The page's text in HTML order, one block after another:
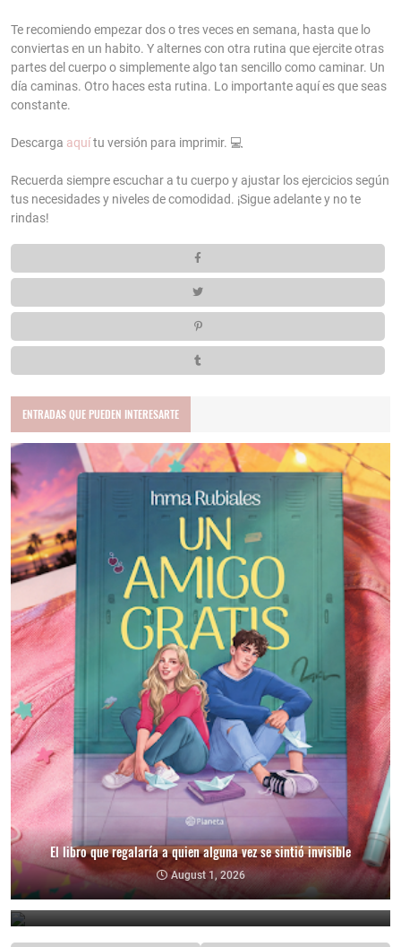
Te recomiendo empezar dos o tres veces en semana, hasta que lo
conviertas en un habito. Y alternes con otra rutina que ejercite otras
partes del cuerpo o simplemente algo tan sencillo como caminar. Un
día caminas. Otro haces esta rutina. Lo importante aquí es que seas
constante.
Descarga aquítu versión para imprimir. 💻
Recuerda siempre escuchar a tu cuerpo y ajustar los ejercicios según
tus necesidades y niveles de comodidad. ¡Sigue adelante y no te
rindas!
ENTRADAS QUE PUEDEN INTERESARTE
El libro que regalaría a quien alguna vez se sintió invisible
August 1, 2026
EL PODER DEL AHORA de Eckhart Tolle
July 25, 2026